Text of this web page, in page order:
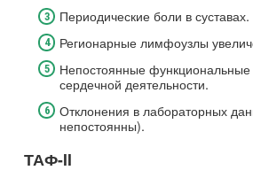
Периодические боли в суставах.
Регионарные лимфоузлы
Непостоянные
сердечной деятельности.
Отклонения в лабораторных
непостоянны).
ТАФ-II